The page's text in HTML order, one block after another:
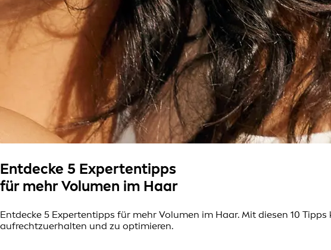
Entdecke 5 Expertentipps
für mehr Volumen im Haar
Entdecke 5 Expertentipps für mehr Volumen im Haar. Mit diesen 10
aufrechtzuerhalten und zu optimieren.